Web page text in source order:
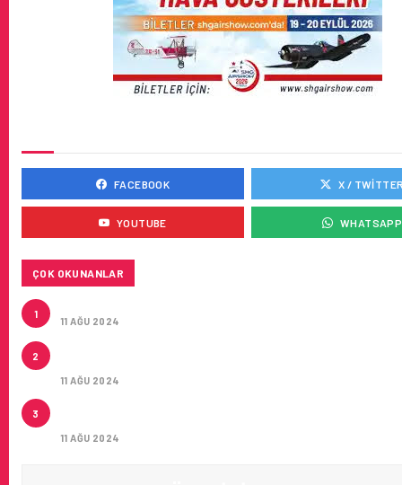
FACEBOOK X /
YOUTUBE WHATSAPP
ÇOK OKUNANLAR
1
11 AĞU 2024
2
11 AĞU 2024
3
11 AĞU 2024